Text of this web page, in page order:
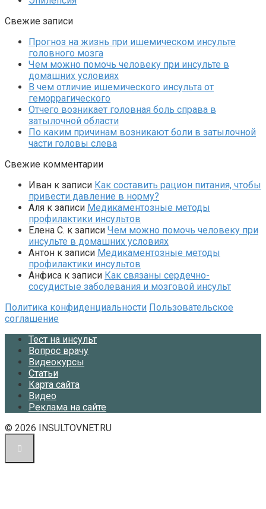
Свежие записи
Прогноз на жизнь при ишемическом инсульте
головного мозга
Чем можно помочь человеку при инсульте в
домашних условиях
В чем отличие ишемического инсульта от
геморрагического
Отчего возникает головная боль справа в
затылочной области
По каким причинам возникают боли в затылочной
части головы слева
Свежие комментарии
Иван к записи Как составить рацион питания, чтобы
привести давление в норму?
Аля к записи Медикаментозные методы
профилактики инсультов
Елена С. к записи Чем можно помочь человеку при
инсульте в домашних условиях
Антон к записи Медикаментозные методы
профилактики инсультов
Анфиса к записи Как связаны сердечно-
сосудистые заболевания и мозговой инсульт
Политика конфиденциальности Пользовательское
соглашение
Тест на инсульт
Вопрос врачу
Видеокурсы
Статьи
Карта сайта
Видео
Реклама на сайте
© 2026 INSULTOVNET.RU